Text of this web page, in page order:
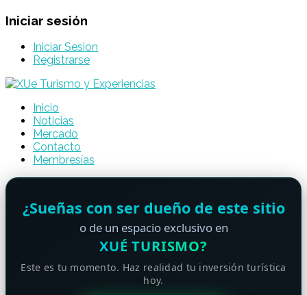
Iniciar sesión
Iniciar Sesion
Registrarse
Inicio
Noticias
Mercado
Contacto
Membresías
¿Sueñas con ser dueño de este sitio
o de un espacio exclusivo en
XUÉ TURISMO?
Este es tu momento. Haz realidad tu inversión turística
hoy.